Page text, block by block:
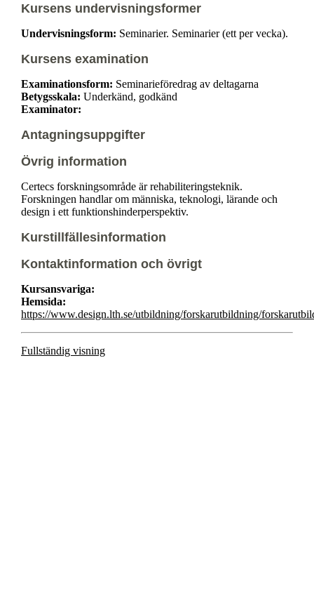
Kursens undervisningsformer
Undervisningsform: Seminarier. Seminarier (ett per vecka).
Kursens examination
Examinationsform: Seminarieföredrag av deltagarna
Betygsskala: Underkänd, godkänd
Examinator:
Antagningsuppgifter
Övrig information
Certecs forskningsområde är rehabiliteringsteknik.
Forskningen handlar om människa, teknologi, lärande och
design i ett funktionshinderperspektiv.
Kurstillfällesinformation
Kontaktinformation och övrigt
Kursansvariga:
Hemsida:
https://www.design.lth.se/utbildning/forskarutbildning/
Fullständig visning